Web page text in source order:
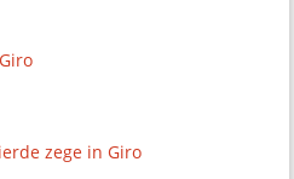
zege in Giro